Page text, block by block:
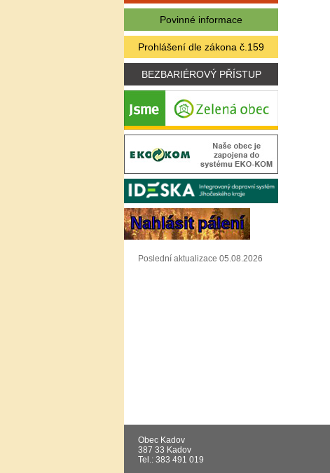
Povinné informace
Prohlášení dle zákona č.159
BEZBARIÉROVÝ PŘÍSTUP
Poslední aktualizace 05.08.2026
Obec Kadov
387 33 Kadov
Tel.: 383 491 019